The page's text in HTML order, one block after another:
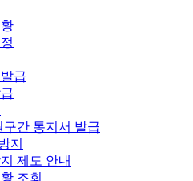
급
구간 통지서 발급
지
제도 안내
조회